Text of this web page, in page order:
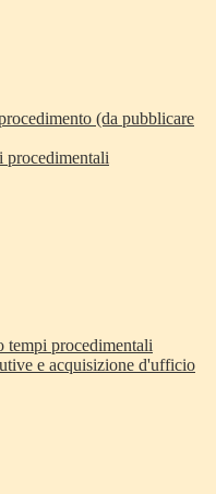
(da pubblicare
procedimentali
tempi procedimentali
e acquisizione d'ufficio